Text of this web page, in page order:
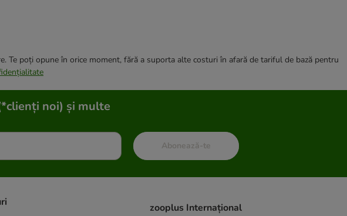
poți opune în orice moment, fără a suporta alte costuri în afară de tariful de bază pentru
noi) și multe
Abonează-te
zooplus Internațional